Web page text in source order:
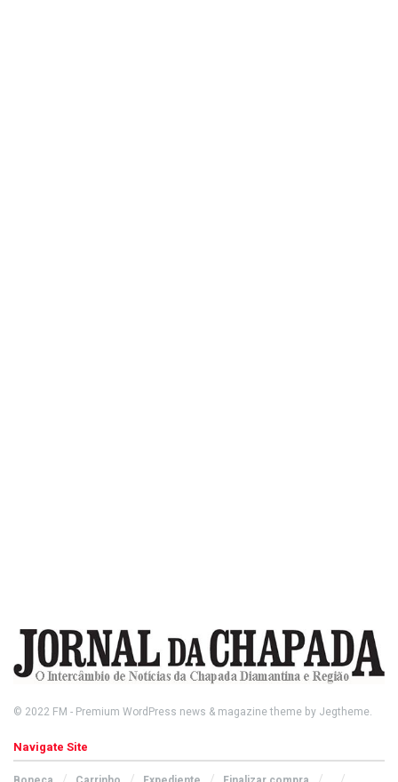
© 2022 FM - Premium WordPress news & magazine theme by Jegtheme.
Navigate Site